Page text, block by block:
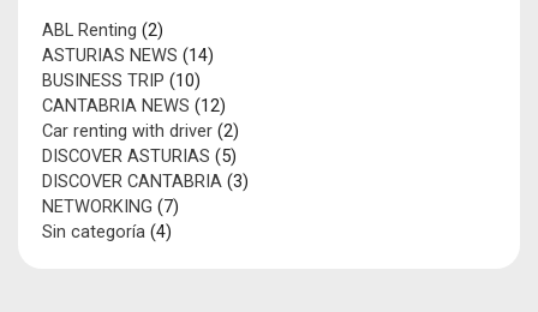
ABL Renting (2)
ASTURIAS NEWS (14)
BUSINESS TRIP (10)
CANTABRIA NEWS (12)
Car renting with driver (2)
DISCOVER ASTURIAS (5)
DISCOVER CANTABRIA (3)
NETWORKING (7)
Sin categoría (4)